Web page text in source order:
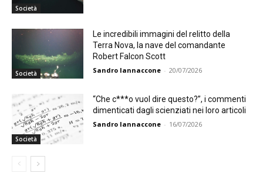
Società
Società
Le incredibili immagini del relitto della
Terra Nova, la nave del comandante
Robert Falcon Scott
Sandro Iannaccone - 20/07/2026
Società
“Che c***o vuol dire questo?”, i commenti
dimenticati dagli scienziati nei loro articoli
Sandro Iannaccone - 16/07/2026